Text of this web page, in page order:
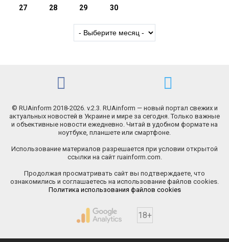
27
28 29 30
© RUAinform 2018-2026. v.2.3. RUAinform — новый портал свежих и
актуальных новостей в Украине и мире за сегодня. Только важные
и объективные новости ежедневно. Читай в удобном формате на
ноутбуке, планшете или смартфоне.
Использование материалов разрешается при условии открытой
ссылки на сайт ruainform.com.
Продолжая просматривать сайт вы подтверждаете, что
ознакомились и соглашаетесь на использование файлов cookies.
Политика использования файлов cookies
18+